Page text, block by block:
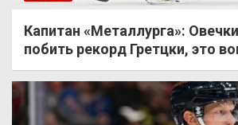
Капитан «Металлурга»:
побить рекорд Гретцки, это